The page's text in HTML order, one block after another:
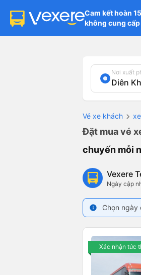
Cam kết hoàn
không cung
Nơi xuất
Vé xe khách
Đặt mua vé
chuyến mỗi
Vexere
Ngày cập
info Chọn
Xác nhận tức